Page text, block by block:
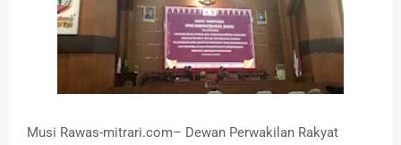
Musi Rawas-mitrari.com– Dewan Perwakilan Rakyat